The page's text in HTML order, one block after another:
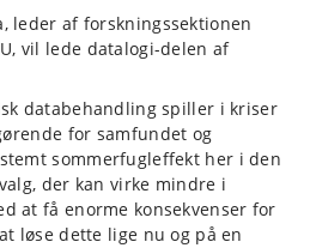
leder af forskningssektionen
vil lede datalogi-delen af
databehandling spiller i kriser
for samfundet og
sommerfugleffekt her i den
der kan virke mindre i
at få enorme konsekvenser for
løse dette lige nu og på en